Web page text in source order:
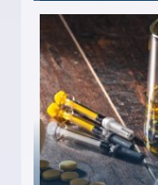
(34) in den